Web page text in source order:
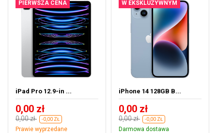
PIERWSZA CENA
iPad Pro 12.9-in ...
0,00 zł
0,00 zł -0,00 ZŁ
Prawie wyprzedane
W EKSKLUZYWNYM
iPhone 14 128GB B...
0,00 zł
0,00 zł -0,00 ZŁ
Darmowa dostawa